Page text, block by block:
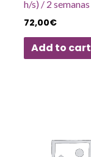
h/s) / 2 semanas
72,00€
Add to cart